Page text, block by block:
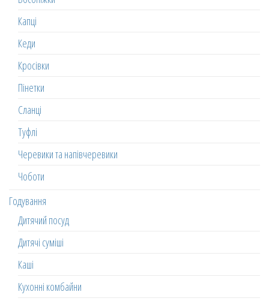
Капці
Кеди
Кросівки
Пінетки
Сланці
Туфлі
Черевики та напівчеревики
Чоботи
Годування
Дитячий посуд
Дитячі суміші
Каші
Кухонні комбайни